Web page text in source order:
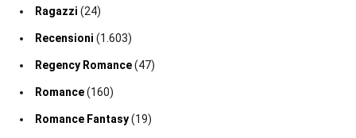
Ragazzi (24)
Recensioni (1.603)
Regency Romance(47)
Romance(160)
Romance Fantasy(19)